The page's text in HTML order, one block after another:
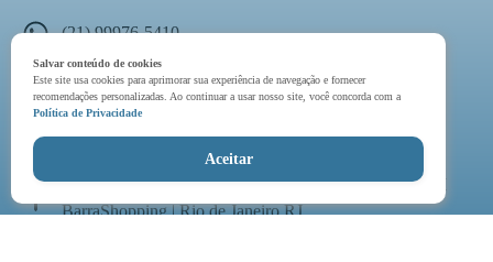
Salvar conteúdo de cookies
Este site usa cookies para aprimorar sua experiência de navegação e fornecer
recomendações personalizadas. Ao continuar a usar nosso site, você concorda com a
Política de Privacidade
Aceitar
(21) 99976-5410
Segunda à Sexta - 08:00 as 21:00
Sábados - 08:00 as 12:00
Barra da Tijuca
Avenida das Américas, 4666 sala 408 Centro Médico II
BarraShopping | Rio de Janeiro RJ